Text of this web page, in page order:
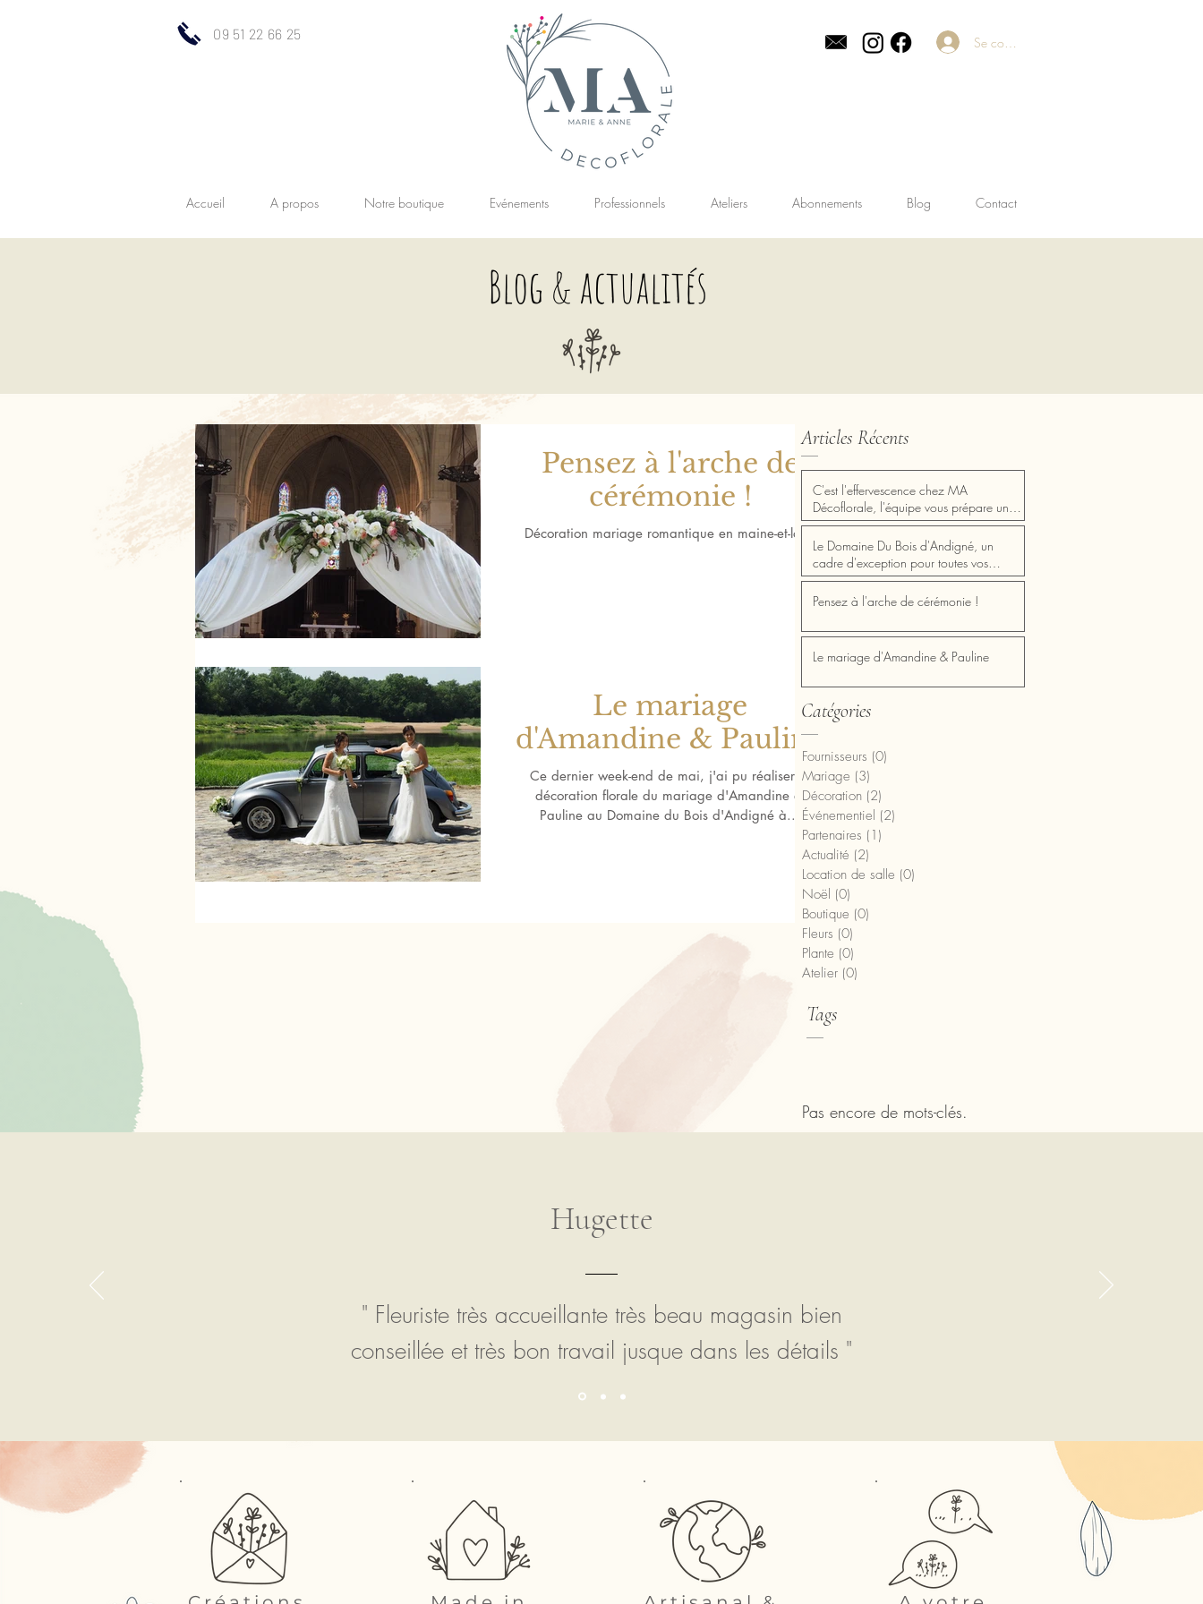
09 51 22 66 25 Se connecter
Accueil A propos Notre boutique Evénements Professionnels Ateliers Abonnements Blog Contact
Blog & actualités
Pensez à l'arche de
cérémonie !
Décoration mariage romantique en maine-et-loire
Le mariage
d'Amandine & Pauline
Ce dernier week-end de mai, j'ai pu réaliser la
décoration florale du mariage d'Amandine et
Pauline au Domaine du Bois d'Andigné à...
Articles Récents
C'est l'effervescence chez MA
Décoflorale, l'équipe vous prépare une
Saint Valentin inoubliable Mercredi 14
Février✨ 💖✨ Fêtez l'amour avec les
nouveautés MA Décoflorale! ✨💖
Le Domaine Du Bois d'Andigné, un
cadre d'exception pour toutes vos
réceptions!
Pensez à l'arche de cérémonie !
Le mariage d'Amandine & Pauline
Catégories
Fournisseurs (0)
Mariage (3)
Décoration (2)
Événementiel (2)
Partenaires (1)
Actualité (2)
Location de salle (0)
Noël (0)
Boutique (0)
Fleurs (0)
Plante (0)
Atelier (0)
Tags
Pas encore de mots-clés.
Hugette
" Fleuriste très accueillante très beau magasin bien
conseillée et très bon travail jusque dans les détails "